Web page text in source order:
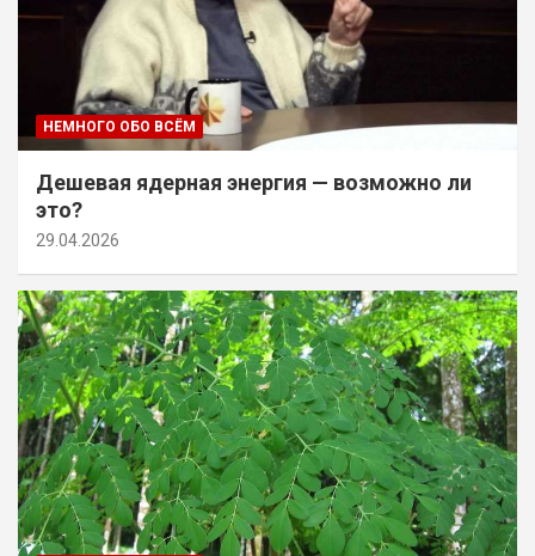
НЕМНОГО ОБО ВСЁМ
Дешевая ядерная энергия — возможно ли
это?
29.04.2026